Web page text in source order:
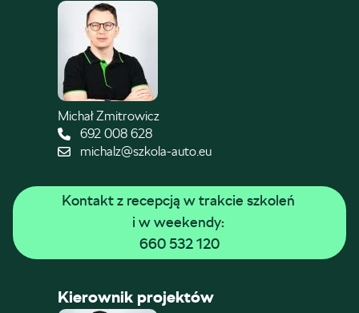
Michał Zmitrowicz
692 008 628
michalz@szkola-auto.eu
Kontakt z recepcją w trakcie szkoleń
i w weekendy:
660 532 120
Kierownik projektów